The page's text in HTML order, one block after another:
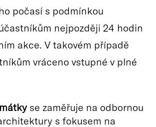
počasí s podmínkou
nejpozději 24 hodin
akce. V takovém případě
vráceno vstupné v plné
se zaměřuje na odbornou
s fokusem na